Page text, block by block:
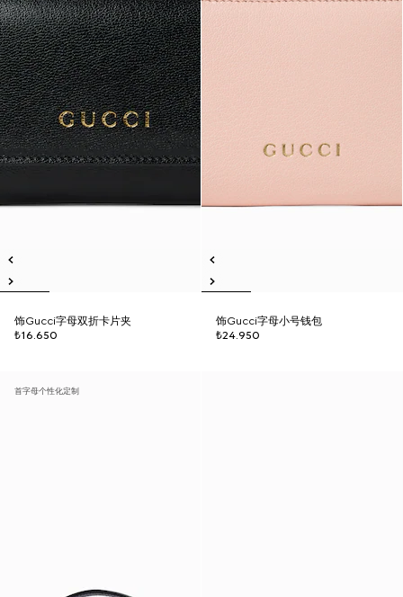
饰Gucci字母双折卡片夹
₺16.650
饰Gucci字母小号钱包
₺24.950
首字母个性化定制